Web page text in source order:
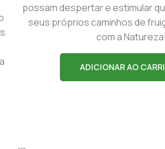
possam despertar e estimular
seus próprios caminhos de
com a Natureza!
ADICIONAR AO